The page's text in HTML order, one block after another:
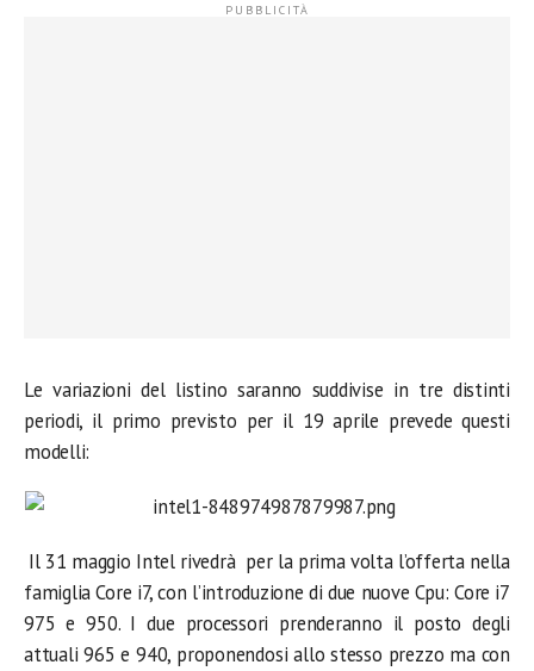
Le variazioni del listino saranno suddivise in tre distinti
periodi, il primo previsto per il 19 aprile prevede questi
modelli:
Il 31 maggio Intel rivedrà per la prima volta l’offerta nella
famiglia Core i7, con l’introduzione di due nuove Cpu: Core i7
975 e 950. I due processori prenderanno il posto degli
attuali 965 e 940, proponendosi allo stesso prezzo ma con